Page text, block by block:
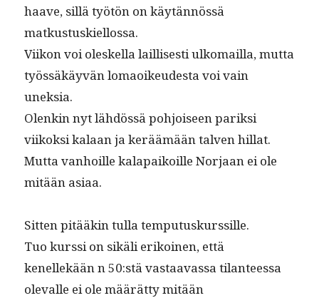
haave, sil­lä työtön on käytän­nössä
matkustuskiellossa.
Viikon voi oleskel­la lail­lis­es­ti ulko­mail­la, mut­ta
työssäkäyvän lomaoikeud­es­ta voi vain
uneksia.
Olenkin nyt lähdössä pohjoiseen parik­si
viikok­si kalaan ja keräämään tal­ven hillat.
Mut­ta van­hoille kala­paikoille Nor­jaan ei ole
mitään asiaa.
Sit­ten pitääkin tul­la temputuskurssille.
Tuo kurssi on sikäli erikoinen, että
kenellekään n 50:stä vas­taavas­sa tilanteessa
ole­valle ei ole määrät­ty mitään